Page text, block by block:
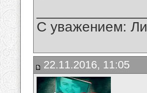
С уважением:
22.11.2016, 11:05